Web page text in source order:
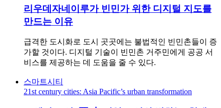
리우데자네이루가 빈민가 위한 디지털 지도를
만드는 이유
급격한 도시화로 도시 곳곳에는 불법적인 빈민촌들이 증
가할 것이다. 디지털 기술이 빈민촌 거주민에게 공공 서
비스를 제공하는 데 도움을 줄 수 있다.
스마트시티
21st century cities: Asia Pacific’s urban transformation